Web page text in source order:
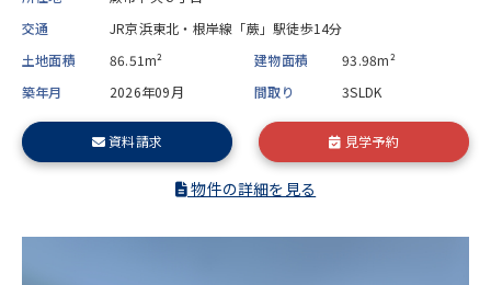
交通
JR京浜東北・根岸線「蕨」駅徒歩14分
土地面積
86.51m² 建物面積
93.98m²
築年月
2026年09月 間取り 3SLDK
資料請求 見学予約
物件の詳細を見る